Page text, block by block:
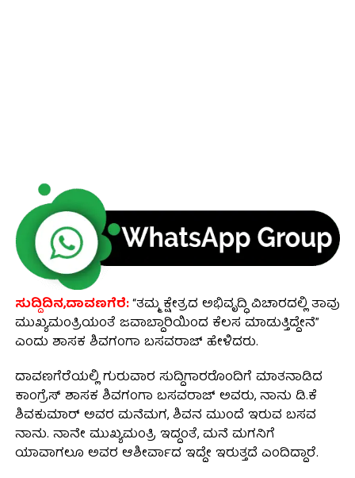
ಸುದ್ದಿದಿನ,ದಾವಣಗೆರೆ:“ತಮ್ಮ ಕ್ಷೇತ್ರದ ಅಭಿವೃದ್ಧಿ ವಿಚಾರದಲ್ಲಿ ತಾವು
ಮುಖ್ಯಮಂತ್ರಿಯಂತೆ ಜವಾಬ್ದಾರಿಯಿಂದ ಕೆಲಸ ಮಾಡುತ್ತಿದ್ದೇನೆ”
ಎಂದು ಶಾಸಕ ಶಿವಗಂಗಾ ಬಸವರಾಜ್ ಹೇಳಿದರು.
ದಾವಣಗೆರೆಯಲ್ಲಿ ಗುರುವಾರ ಸುದ್ದಿಗಾರರೊಂದಿಗೆ ಮಾತನಾಡಿದ
ಕಾಂಗ್ರೆಸ್ ಶಾಸಕ ಶಿವಗಂಗಾ ಬಸವರಾಜ್ ಅವರು, ನಾನು ಡಿ.ಕೆ
ಶಿವಕುಮಾರ್‌ ಅವರ ಮನೆಮಗ, ಶಿವನ ಮುಂದೆ ಇರುವ ಬಸವ
ನಾನು. ನಾನೇ ಮುಖ್ಯಮಂತ್ರಿ ಇದ್ದಂತೆ, ಮನೆ ಮಗನಿಗೆ
ಯಾವಾಗಲೂ ಅವರ ಆಶೀರ್ವಾದ ಇದ್ದೇ ಇರುತ್ತದೆ ಎಂದಿದ್ದಾರೆ.